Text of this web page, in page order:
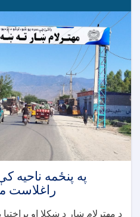
په پنځمه ناحیه
راغلاست
د مهترلام ښار د ښکلا او